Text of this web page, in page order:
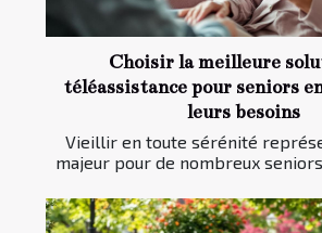
Choisir la meilleure
téléassistance pour seniors
leurs besoins
Vieillir en toute sérénité
majeur pour de nombreux